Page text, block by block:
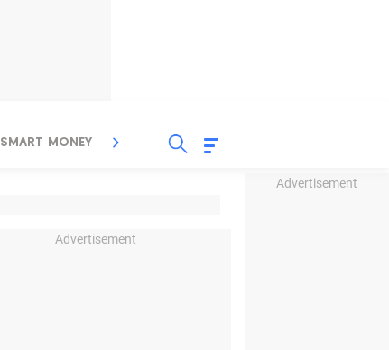
Advertisement
SMART MONEY INSPIRASI BISNIS
Advertisement